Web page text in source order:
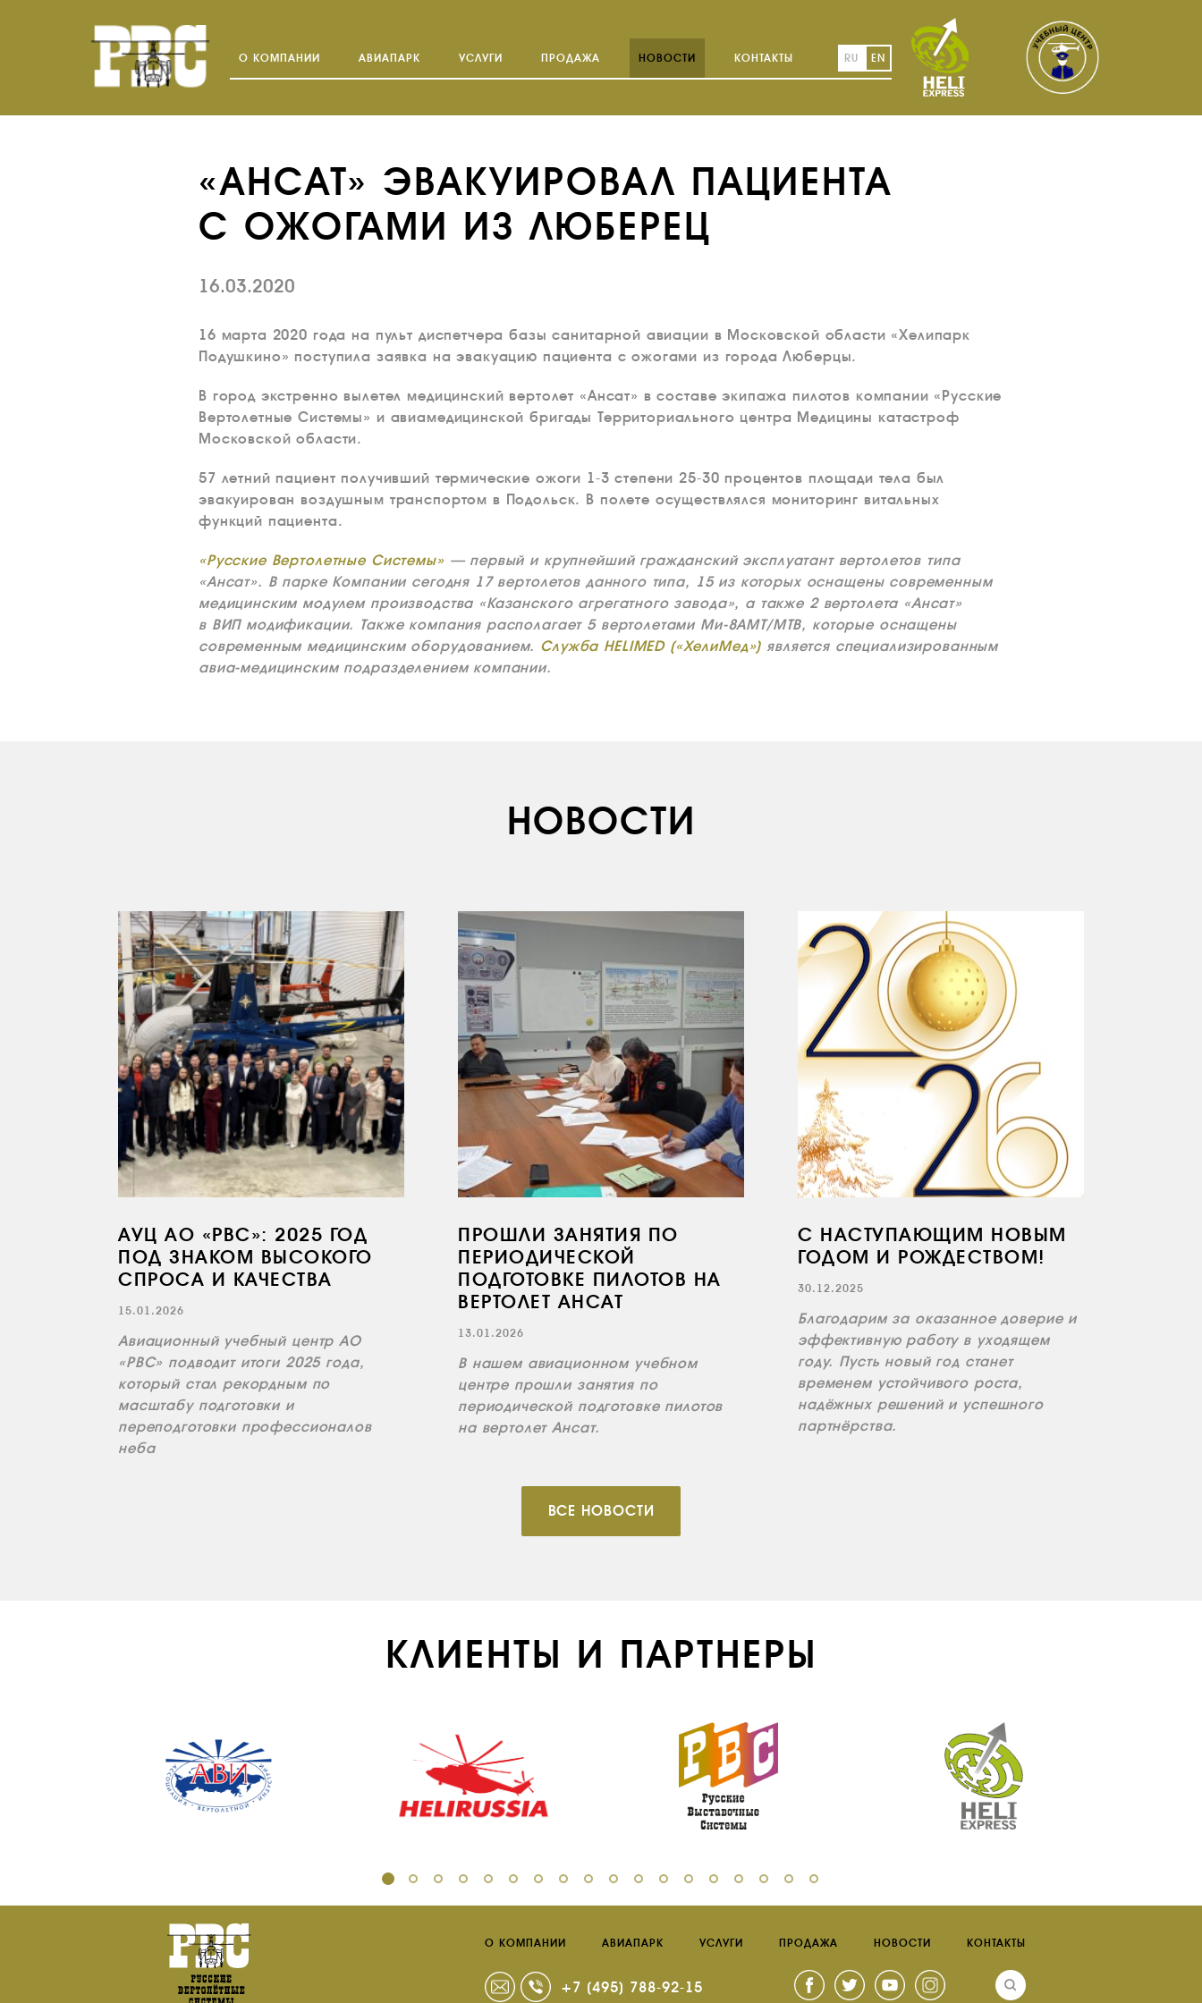
О КОМПАНИИ АВИАПАРК УСЛУГИ ПРОДАЖА НОВОСТИ КОНТАКТЫ RU EN
«АНСАТ» ЭВАКУИРОВАЛ ПАЦИЕНТА
С ОЖОГАМИ ИЗ ЛЮБЕРЕЦ
16.03.2020
16 марта 2020 года на пульт диспетчера базы санитарной авиации в Московской области «Хелипарк
Подушкино» поступила заявка на эвакуацию пациента с ожогами из города Люберцы.
В город экстренно вылетел медицинский вертолет «Ансат» в составе экипажа пилотов компании «Русские
Вертолетные Системы» и авиамедицинской бригады Территориального центра Медицины катастроф
Московской области.
57 летний пациент получивший термические ожоги 1-3 степени 25-30 процентов площади тела был
эвакуирован воздушным транспортом в Подольск. В полете осуществлялся мониторинг витальных
функций пациента.
«Русские Вертолетные Системы»— первый и крупнейший гражданский эксплуатант вертолетов типа
«Ансат». В парке Компании сегодня 17 вертолетов данного типа, 15 из которых оснащены современным
медицинским модулем производства «Казанского агрегатного завода», а также 2 вертолета «Ансат»
в ВИП модификации. Также компания располагает 5 вертолетами Ми-8АМТ/МТВ, которые оснащены
современным медицинским оборудованием. Служба HELIMED («ХелиМед») является специализированным
авиа-медицинским подразделением компании.
НОВОСТИ
АУЦ АО «РВС»: 2025 ГОД
ПОД ЗНАКОМ ВЫСОКОГО
СПРОСА И КАЧЕСТВА
15.01.2026
Авиационный учебный центр АО
«РВС» подводит итоги 2025 года,
который стал рекордным по
масштабу подготовки и
переподготовки профессионалов
неба
ПРОШЛИ ЗАНЯТИЯ ПО
ПЕРИОДИЧЕСКОЙ
ПОДГОТОВКЕ ПИЛОТОВ НА
ВЕРТОЛЕТ АНСАТ
13.01.2026
В нашем авиационном учебном
центре прошли занятия по
периодической подготовке пилотов
на вертолет Ансат.
С НАСТУПАЮЩИМ НОВЫМ
ГОДОМ И РОЖДЕСТВОМ!
30.12.2025
Благодарим за оказанное доверие и
эффективную работу в уходящем
году. Пусть новый год станет
временем устойчивого роста,
надёжных решений и успешного
партнёрства.
ВСЕ НОВОСТИ
КЛИЕНТЫ И ПАРТНЕРЫ
О КОМПАНИИ АВИАПАРК УСЛУГИ ПРОДАЖА НОВОСТИ КОНТАКТЫ
+7 (495) 788-92-15